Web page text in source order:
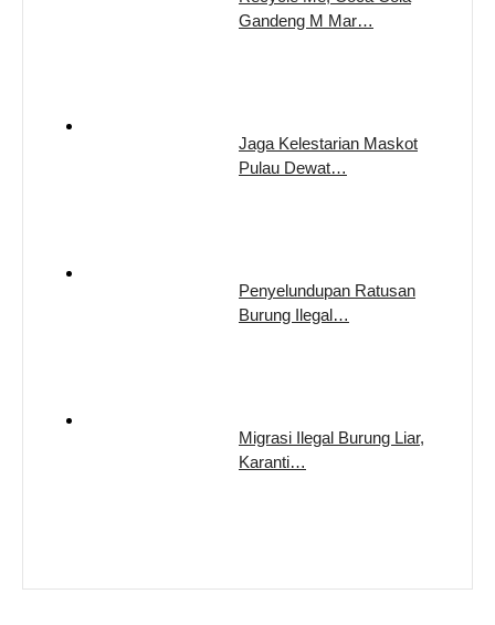
Gandeng M Mar…
Jaga Kelestarian Maskot
Pulau Dewat…
Penyelundupan Ratusan
Burung Ilegal…
Migrasi Ilegal Burung Liar,
Karanti…